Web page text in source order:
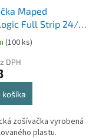
Maped
Full Strip 24/6
listov
(100 ks)
DPH
košíka
zošívačka vyrobená
plastu.